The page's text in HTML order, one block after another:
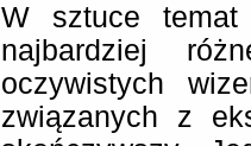
W sztuce
najbardziej
oczywistych
związanych z